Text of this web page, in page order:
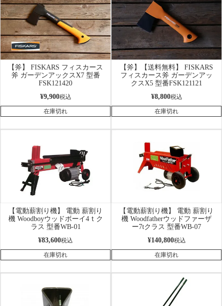
【斧】 FISKARS フィスカース
斧 ガーデンアックスX7 型番
FSK121420
¥9,900税込
在庫切れ
【斧】【送料無料】 FISKARS
フィスカース斧 ガーデンアッ
クスX5 型番FSK121121
¥8,800税込
在庫切れ
【電動薪割り機】 電動 薪割り
機 Woodboyウッドボーイ4ｔク
ラス 型番WB-01
¥83,600税込
在庫切れ
【電動薪割り機】 電動 薪割り
機 Woodfatherウッドファーザ
ー7tクラス 型番WB-07
¥140,800税込
在庫切れ